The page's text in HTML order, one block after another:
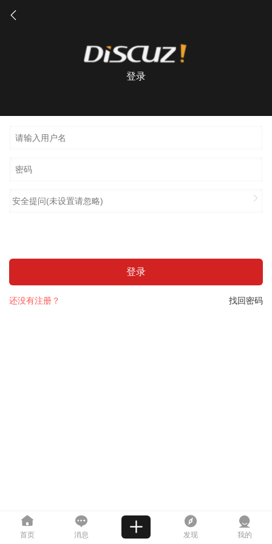
登录
安全提问(未设置请忽略)
登录
找回密码
还没有注册？
首页 消息 发现 我的